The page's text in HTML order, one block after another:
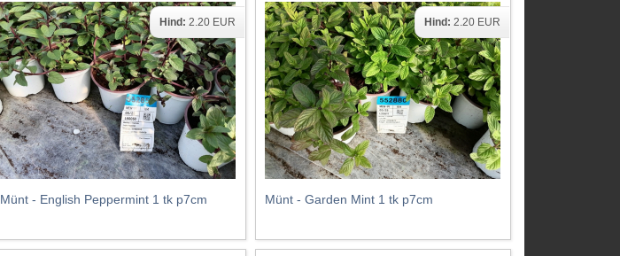
Münt - English Peppermint 1 tk p7cm
Hind: 2.20 EUR
Münt - Garden Mint 1 tk p7cm
Hind: 2.20 EUR